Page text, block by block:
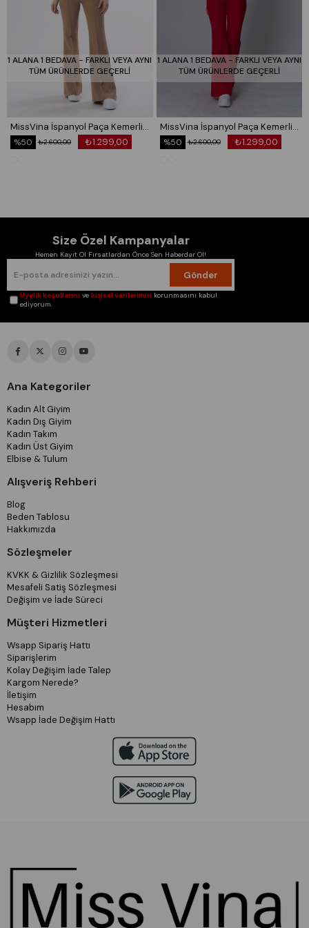
Model Bilgileriİ: Boy: 175cm Göğüs: 80cm Bel: 70cm Kalça:
Yıkama Talimatı: Ürünün İç Etiket Bölümünde Gerekli Bilgi Yer
Almaktadır.
1 ALANA 1 BEDAVA - FARKLI VEYA AYNI
TÜM ÜRÜNLERDE GEÇERLİ
MissVina İspanyol Paça Kemerli Pantolon 3950
₺1.299,00
₺2.600,00
%50
1 ALANA 1 BEDAVA - FARKLI VEYA AYNI
TÜM ÜRÜNLERDE GEÇERLİ
MissVina İspanyol Paça Kemerli Pantolon 3950
₺1.299,00
₺2.600,00
%50
Size Özel Kampanyalar
Hemen Kayıt Ol Fırsatlardan Önce Sen Haberdar Ol!
Gönder
Üyelik koşullarını vekişisel verilerimin korunmasını kabul
ediyorum.
Ana Kategoriler
Kadın Alt Giyim
Kadın Dış Giyim
Kadın Takım
Kadın Üst Giyim
Elbise & Tulum
Alışveriş Rehberi
Blog
Beden Tablosu
Hakkımızda
Sözleşmeler
KVKK & Gizlilik Sözleşmesi
Mesafeli Satiş Sözleşmesi
Değişim ve İade Süreci
Müşteri Hizmetleri
Wsapp Sipariş Hattı
Siparişlerim
Kolay Değişim İade Talep
Kargom Nerede?
İletişim
Hesabım
Wsapp İade Değişim Hattı